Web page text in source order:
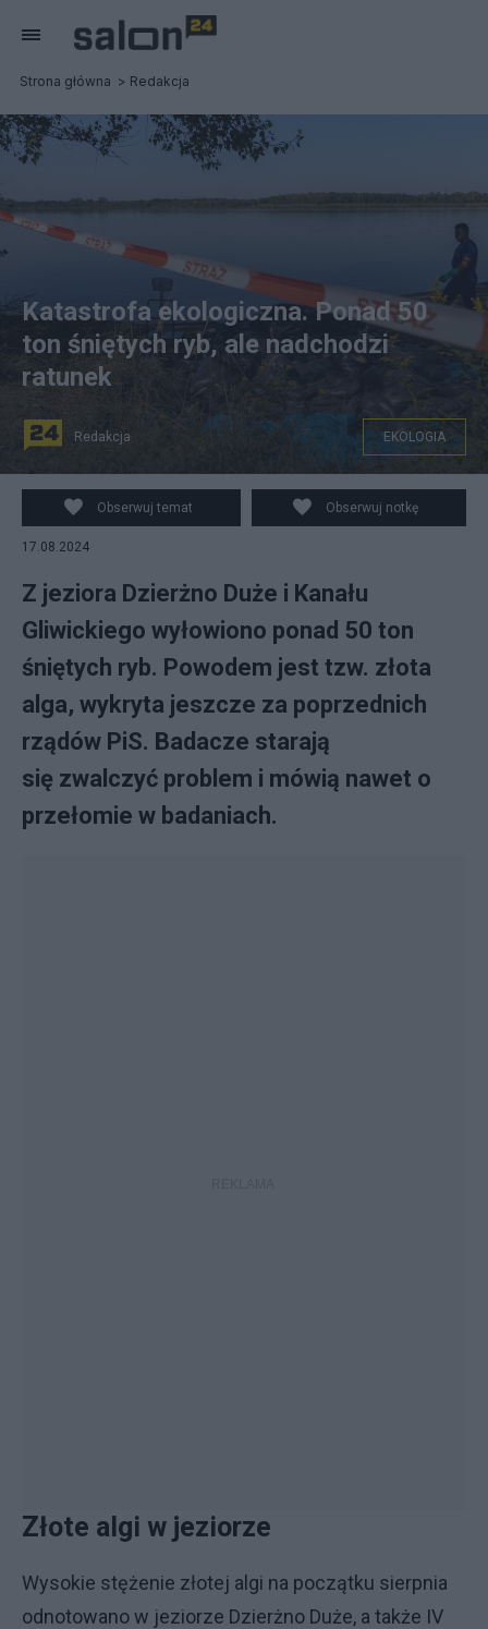
Strona główna Redakcja
Z jeziora Dzierżno Duże i Kanału Gliwickiego wyłowiono
ponad 50 ton śniętych ryb. Fot. PAP/Kasia Zaremba
Katastrofa ekologiczna. Ponad 50
ton śniętych ryb, ale nadchodzi
ratunek
Redakcja EKOLOGIA
Obserwuj temat Obserwuj notkę
17.08.2024
Z jeziora Dzierżno Duże i Kanału
Gliwickiego wyłowiono ponad 50 ton
śniętych ryb. Powodem jest tzw. złota
alga, wykryta jeszcze za poprzednich
rządów PiS. Badacze starają
się zwalczyć problem i mówią nawet o
przełomie w badaniach.
Złote algi w jeziorze
Wysokie stężenie złotej algi na początku sierpnia
odnotowano w jeziorze Dzierżno Duże, a także IV